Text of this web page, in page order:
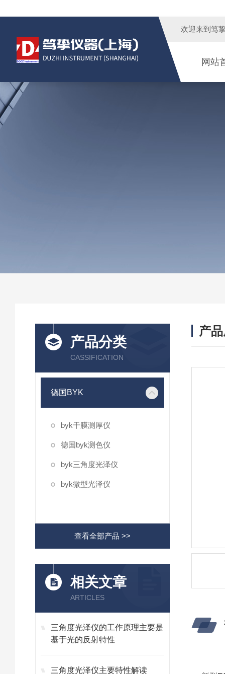
欢迎来到 笃
网站
产品分类
CASSIFICATION
德国BYK
byk干膜测厚仪
德国byk测色仪
byk三角度光泽仪
byk微型光泽仪
查看全部产品 >>
相关文章
ARTICLES
三角度光泽仪的工作原理主要是
基于光的反射特性
三角度光泽仪主要特性解读
产